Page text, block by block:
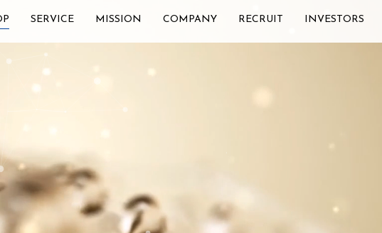
SERVICE MISSION COMPANY RECRUIT INVESTORS